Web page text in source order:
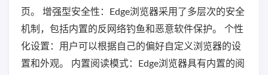
页。 增强型安全性：Edge浏览器采用了多层次的安全
机制，包括内置的反网络钓鱼和恶意软件保护。 个性
化设置：用户可以根据自己的偏好自定义浏览器的设
置和外观。 内置阅读模式：Edge浏览器具有内置的阅